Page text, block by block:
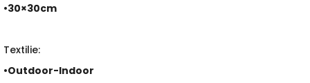
•30×30cm
Textilie:
•Outdoor-Indoor